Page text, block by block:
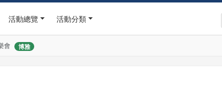
活動總覽 活動分類
會 博雅